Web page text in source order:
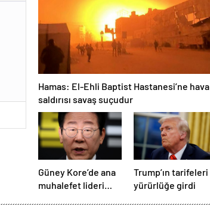
Hamas: El-Ehli Baptist Hastanesi’ne hava
saldırısı savaş suçudur
Güney Kore’de ana
muhalefet lideri
Trump’ın tarifeleri
yürürlüğe girdi